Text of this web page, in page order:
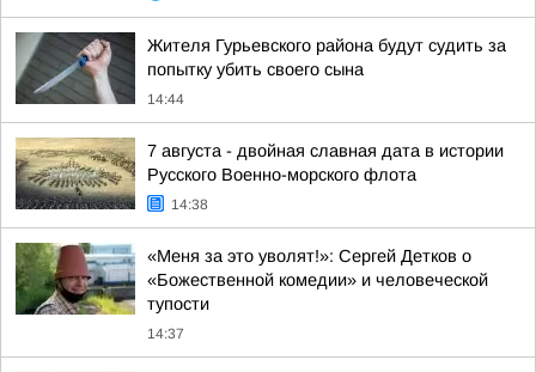
Жителя Гурьевского района будут судить за
попытку убить своего сына
14:44
7 августа - двойная славная дата в истории
Русского Военно-морского флота
14:38
«Меня за это уволят!»: Сергей Детков о
«Божественной комедии» и человеческой
тупости
14:37